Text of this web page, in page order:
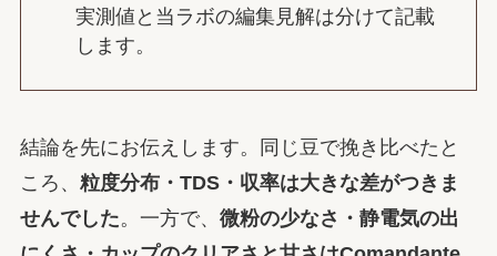
実測値と当ラボの編集見解は分けて記載
します。
結論を先にお伝えします。同じ豆で挽き比べたと
ころ、 粒度分布・TDS・収率は大きな差がつきま
せんでした。一方で、 微粉の少なさ・静電気の出